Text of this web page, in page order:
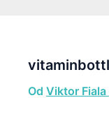
Od Viktor Fiala